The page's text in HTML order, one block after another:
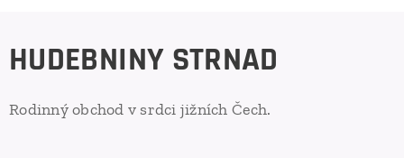
HUDEBNINY STRNAD
Rodinný obchod v srdci jižních Čech.